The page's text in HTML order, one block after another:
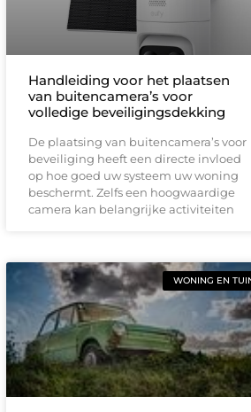
Handleiding voor het plaatsen
van buitencamera’s voor
volledige beveiligingsdekking
De plaatsing van buitencamera’s voor
beveiliging heeft een directe invloed
op hoe goed uw systeem uw woning
beschermt. Zelfs een hoogwaardige
camera kan belangrijke activiteiten
WONING EN